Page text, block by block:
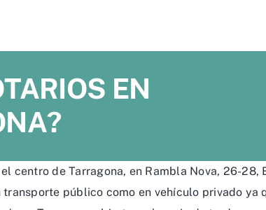
EN
centro de Tarragona, en Rambla Nova, 26-28,
público como en vehículo privado ya